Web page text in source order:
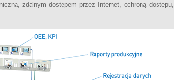
zdalnym dostępem przez Internet, ochroną dostępu,